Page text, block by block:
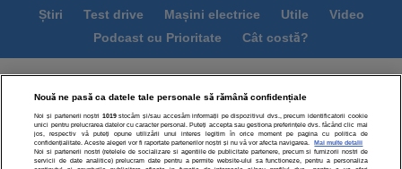
Știri Test drive Mașini electrice Utile
Video
Podcast cu Prioritate
Cât costă?
Termeni si conditii
Politica de confidentialitate
Politica de cookies
Echipa editorială
Modifică Setările
Nouă ne pasă ca datele tale personale să rămână confidențiale
Noi și partenerii noștri 1019stocăm și/sau accesăm informații pe dispozitivul dvs., precum identificatorii cookie
unici pentru prelucrarea datelor cu caracter personal. Puteți accepta sau gestiona preferințele dvs. făcând clic mai
jos, respectiv vă puteți opune utilizării unui interes legitim în orice moment pe pagina cu politica de
confidențialitate. Aceste alegeri vor fi raportate partenerilor noștri și nu vă vor afecta navigarea.
Mai multe detalii
Noi si partenerii nostri (retelele de socializare si agentiile de publicitate partenere, precum si furnizorii nostri de
servicii de date analitice) prelucram date pentru a permite website-ului sa functioneze, pentru a personaliza